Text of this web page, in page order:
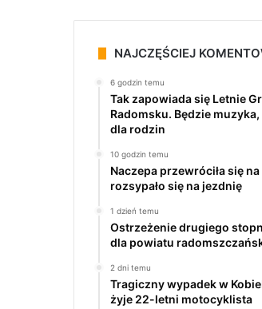
NAJCZĘŚCIEJ
6 godzin temu
Tak zapowiada się Letnie
Radomsku. Będzie
dla rodzin
10 godzin temu
Naczepa przewróciła się
rozsypało się na jezdnię
1 dzień temu
Ostrzeżenie drugiego
dla powiatu
2 dni temu
Tragiczny wypadek w
żyje 22-letni motocyklista